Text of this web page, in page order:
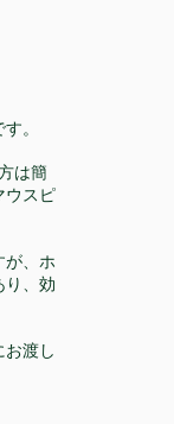
。
は簡
ウスピ
が、ホ
り、効
渡し